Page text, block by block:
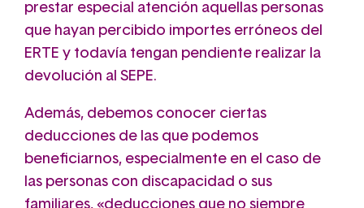
prestar especial atención aquellas personas
que hayan percibido importes erróneos del
ERTE y todavía tengan pendiente realizar la
devolución al SEPE.
Además, debemos conocer ciertas
deducciones de las que podemos
beneficiarnos, especialmente en el caso de
las personas con discapacidad o sus
familiares, «deducciones que no siempre